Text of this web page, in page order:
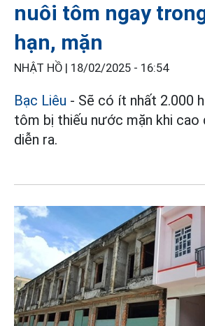
nuôi tôm ngay
hạn, mặn
NHẬT HỒ | 18/02/2025 - 16:54
Bạc Liêu - Sẽ có ít nhất 2.000
tôm bị thiếu nước mặn khi cao
diễn ra.